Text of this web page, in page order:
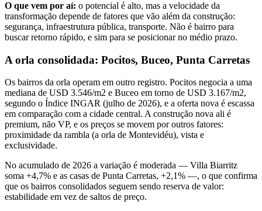
O que vem por aí: o potencial é alto, mas a velocidade da
transformação depende de fatores que vão além da construção:
segurança, infraestrutura pública, transporte. Não é bairro para
buscar retorno rápido, e sim para se posicionar no médio prazo.
A orla consolidada: Pocitos, Buceo, Punta Carretas
Os bairros da orla operam em outro registro. Pocitos negocia a uma
mediana de USD 3.546/m2 e Buceo em torno de USD 3.167/m2,
segundo o Índice INGAR (julho de 2026), e a oferta nova é escassa
em comparação com a cidade central. A construção nova ali é
premium, não VP, e os preços se movem por outros fatores:
proximidade da rambla (a orla de Montevidéu), vista e
exclusividade.
No acumulado de 2026 a variação é moderada — Villa Biarritz
soma +4,7% e as casas de Punta Carretas, +2,1% —, o que confirma
que os bairros consolidados seguem sendo reserva de valor:
estabilidade em vez de saltos de preço.